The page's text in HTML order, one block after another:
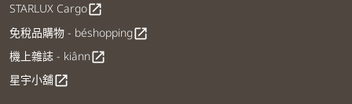
STARLUX Cargoopen_in_new
免稅品購物 - béshoppingopen_in_new
機上雜誌 - kiânnopen_in_new
星宇小舖open_in_new